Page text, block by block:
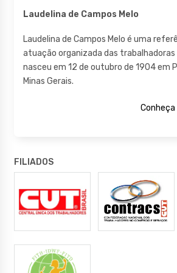
Laudelina de Campos Melo
Laudelina de Campos Melo é uma
atuação organizada das trabalhadoras
nasceu em 12 de outubro de 1904 em
Minas Gerais.
FILIADOS